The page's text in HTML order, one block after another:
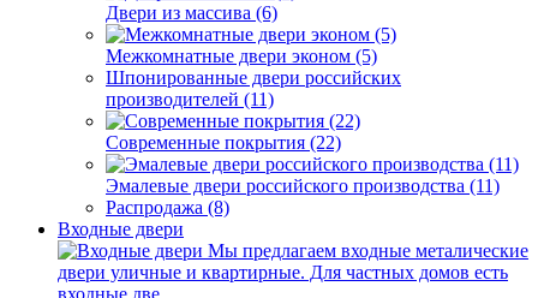
Двери из массива (6)
Межкомнатные двери эконом (5)
Шпонированные двери российских
производителей (11)
Современные покрытия (22)
Эмалевые двери российского производства (11)
Распродажа (8)
Входные двери
Мы предлагаем входные металические
двери уличные и квартирные. Для частных домов есть
входные две